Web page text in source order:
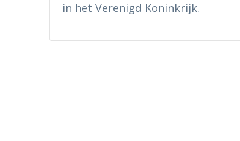
in het Verenigd Koninkrijk.